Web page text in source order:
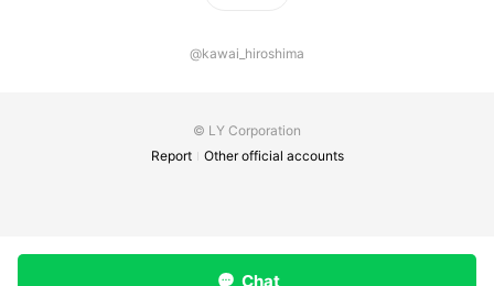
@kawai_hiroshima
© LY Corporation
Report
Other official accounts
Chat